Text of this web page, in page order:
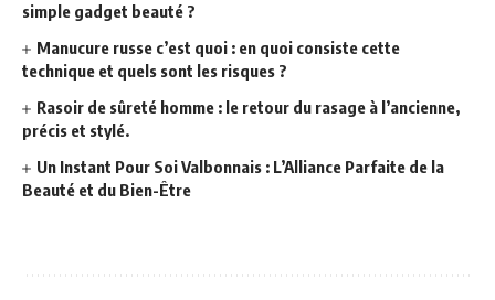
simple gadget beauté ?
Manucure russe c’est quoi : en quoi consiste cette
technique et quels sont les risques ?
Rasoir de sûreté homme : le retour du rasage à l’ancienne,
précis et stylé.
Un Instant Pour Soi Valbonnais : L’Alliance Parfaite de la
Beauté et du Bien-Être